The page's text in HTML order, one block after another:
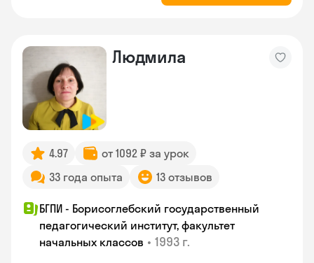
Людмила
4.97
от 1092 ₽ за урок
33 года опыта
13 отзывов
БГПИ - Борисоглебский государственный
педагогический институт, факультет
начальных классов • 1993 г.